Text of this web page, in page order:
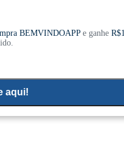
com 0
BEMVINDOAPPe ganhe
aqui!
Bucal (Hálito) 30ml - Apis